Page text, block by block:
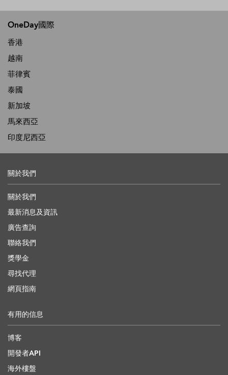
OneDay國際
香港
越南
菲律賓
泰國
新加坡
馬來西亞
印度尼西亞
關於我們
關於我們
最新消息及資訊
廣告查詢
聯絡我們
獎學金
尋找代理
網頁指南
有用的信息
博客
開發者API
海外樓盤